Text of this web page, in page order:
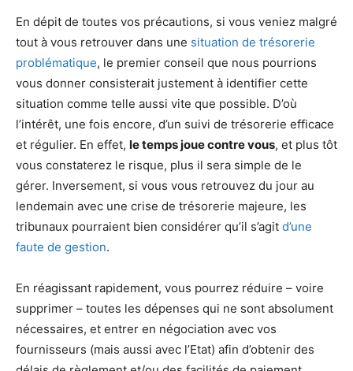
En dépit de toutes vos précautions, si vous veniez malgré
tout à vous retrouver dans une situation de trésorerie
problématique, le premier conseil que nous pourrions
vous donner consisterait justement à identifier cette
situation comme telle aussi vite que possible. D’où
l’intérêt, une fois encore, d’un suivi de trésorerie efficace
et régulier. En effet, le temps joue contre vous, et plus tôt
vous constaterez le risque, plus il sera simple de le
gérer. Inversement, si vous vous retrouvez du jour au
lendemain avec une crise de trésorerie majeure, les
tribunaux pourraient bien considérer qu’il s’agit d’une
faute de gestion.
En réagissant rapidement, vous pourrez réduire – voire
supprimer – toutes les dépenses qui ne sont absolument
nécessaires, et entrer en négociation avec vos
fournisseurs (mais aussi avec l’Etat) afin d’obtenir des